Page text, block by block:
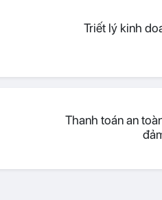
Triết lý kinh
Thanh toán an